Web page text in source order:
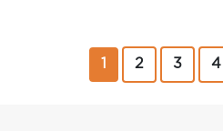
2 3 4